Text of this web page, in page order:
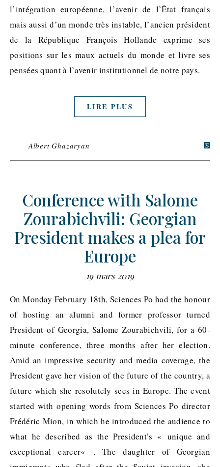
l’intégration européenne, l’avenir de l’État français
mais aussi d’un monde très instable, l’ancien président
de la République François Hollande exprime ses
positions sur les maux actuels du monde et livre ses
pensées quant à l’avenir institutionnel de notre pays.
LIRE PLUS
Albert Ghazaryan
Conference with Salome
Zourabichvili: Georgian
President makes a plea for
Europe
19 mars 2019
On Monday February 18th, Sciences Po had the honour
of hosting an alumni and former professor turned
President of Georgia, Salome Zourabichvili, for a 60-
minute conference, three months after her election.
Amid an impressive security and media coverage, the
President gave her vision of the future of the country, a
future which she resolutely sees in Europe. The event
started with opening words from Sciences Po director
Frédéric Mion, in which he introduced the audience to
what he described as the President’s « unique and
exceptional career« . The daughter of Georgian